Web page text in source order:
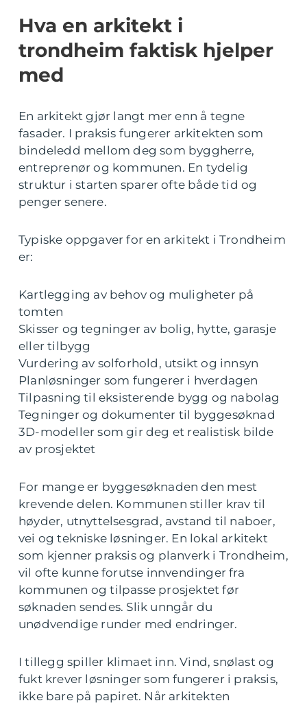
Hva en arkitekt i
trondheim faktisk hjelper
med
En arkitekt gjør langt mer enn å tegne
fasader. I praksis fungerer arkitekten som
bindeledd mellom deg som byggherre,
entreprenør og kommunen. En tydelig
struktur i starten sparer ofte både tid og
penger senere.
Typiske oppgaver for en arkitekt i Trondheim
er:
Kartlegging av behov og muligheter på
tomten
Skisser og tegninger av bolig, hytte, garasje
eller tilbygg
Vurdering av solforhold, utsikt og innsyn
Planløsninger som fungerer i hverdagen
Tilpasning til eksisterende bygg og nabolag
Tegninger og dokumenter til byggesøknad
3D-modeller som gir deg et realistisk bilde
av prosjektet
For mange er byggesøknaden den mest
krevende delen. Kommunen stiller krav til
høyder, utnyttelsesgrad, avstand til naboer,
vei og tekniske løsninger. En lokal arkitekt
som kjenner praksis og planverk i Trondheim,
vil ofte kunne forutse innvendinger fra
kommunen og tilpasse prosjektet før
søknaden sendes. Slik unngår du
unødvendige runder med endringer.
I tillegg spiller klimaet inn. Vind, snølast og
fukt krever løsninger som fungerer i praksis,
ikke bare på papiret. Når arkitekten